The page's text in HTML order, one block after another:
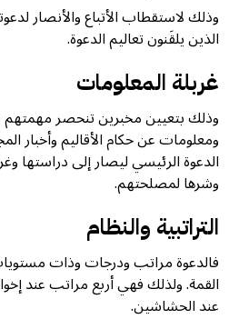
وذلك لاستقطاب الأتباع والأنصار
الذين يلقَنون تعاليم الدعوة.
غربلة المعلومات
وذلك بتعيين مخبرين تنحصر مهمتهم
ومعلومات عن حكام الأقاليم وأخبار
الدعوة الرئيسي ليصار إلى دراستها
وشرها لمصلحتهم.
التراتبية والنظام
فالدعوة مراتب ودرجات وذات
القمة. ولذلك فهي أربع مراتب عند
عند الحشاشين.